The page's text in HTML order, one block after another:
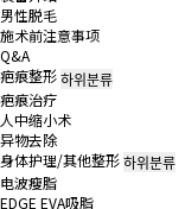
男性脱毛
施术前注意事项
Q&A
疤痕整形하위분류
疤痕治疗
人中缩小术
异物去除
身体护理/其他整形하위분류
电波瘦脂
EDGE EVA吸脂